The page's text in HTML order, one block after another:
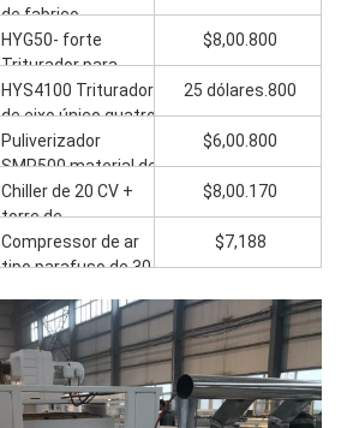
de fabrico
HYG50- forte
Triturador para
reciclagem
$8,00.800
HYS4100 Triturador
de eixo único quatro
reciclagem
25 dólares.800
Puliverizador
SMP500 material de
reciclagem em pó
$6,00.800
Chiller de 20 CV +
torre de
arrefecimento de
100 toneladas
$8,00.170
Compressor de ar
tipo parafuso de 30
$7,188